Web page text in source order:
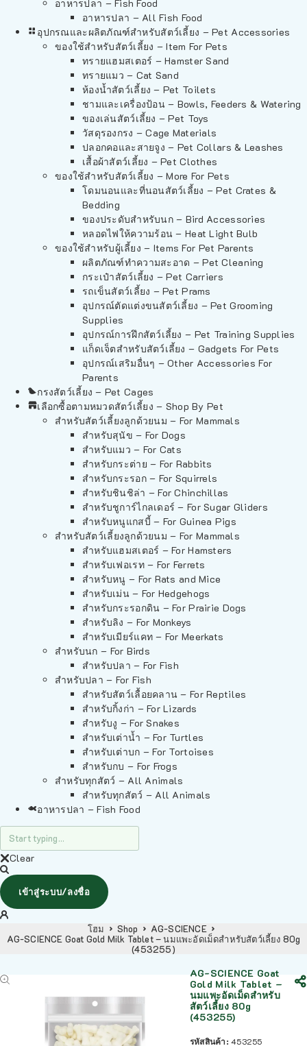
อาหารปลา – Fish Food
อาหารปลา – All Fish Food
อุปกรณและผลิตภัณฑ์สำหรับสัตว์เลี้ยง – Pet Accessories
ของใช้สำหรับสัตว์เลี้ยง – Item For Pets
ทรายแฮมสเตอร์ – Hamster Sand
ทรายแมว – Cat Sand
ห้องน้ำสัตว์เลี้ยง – Pet Toilets
ชามและเครื่องป้อน – Bowls, Feeders & Watering
ของเล่นสัตว์เลี้ยง – Pet Toys
วัสดุรองกรง – Cage Materials
ปลอกคอและสายจูง – Pet Collars & Leashes
เสื้อผ้าสัตว์เลี้ยง – Pet Clothes
ของใช้สำหรับสัตว์เลี้ยง – More For Pets
โดมนอนและที่นอนสัตว์เลี้ยง – Pet Crates &
Bedding
ของประดับสำหรับนก – Bird Accessories
หลอดไฟให้ความร้อน – Heat Light Bulb
ของใช้สำหรับผู้เลี้ยง – Items For Pet Parents
ผลิตภัณฑ์ทำความสะอาด – Pet Cleaning
กระเป๋าสัตว์เลี้ยง – Pet Carriers
รถเข็นสัตว์เลี้ยง – Pet Prams
อุปกรณ์ตัดแต่งขนสัตว์เลี้ยง – Pet Grooming
Supplies
อุปกรณ์การฝึกสัตว์เลี้ยง – Pet Training Supplies
แก็ดเจ็ตสำหรับสัตว์เลี้ยง – Gadgets For Pets
อุปกรณ์เสริมอื่นๆ – Other Accessories For
Parents
กรงสัตว์เลี้ยง – Pet Cages
เลือกซื้อตามหมวดสัตว์เลี้ยง – Shop By Pet
สำหรับสัตว์เลี้ยงลูกด้วยนม – For Mammals
สำหรับสุนัข – For Dogs
สำหรับแมว – For Cats
สำหรับกระต่าย – For Rabbits
สำหรับกระรอก – For Squirrels
สำหรับชินชิล่า – For Chinchillas
สำหรับชูการ์ไกลเดอร์ – For Sugar Gliders
สำหรับหนูแกสบี้ – For Guinea Pigs
สำหรับสัตว์เลี้ยงลูกด้วยนม – For Mammals
สำหรับแฮมสเตอร์ – For Hamsters
สำหรับเฟอเรท – For Ferrets
สำหรับหนู – For Rats and Mice
สำหรับเม่น – For Hedgehogs
สำหรับกระรอกดิน – For Prairie Dogs
สำหรับลิง – For Monkeys
สำหรับเมียร์แคท – For Meerkats
สำหรับนก – For Birds
สำหรับปลา – For Fish
สำหรับปลา – For Fish
สำหรับสัตว์เลื้อยคลาน – For Reptiles
สำหรับกิ้งก่า – For Lizards
สำหรับงู – For Snakes
สำหรับเต่าน้ำ – For Turtles
สำหรับเต่าบก – For Tortoises
สำหรับกบ – For Frogs
สำหรับทุกสัตว์ – All Animals
สำหรับทุกสัตว์ – All Animals
อาหารปลา – Fish Food
Clear
เข้าสู่ระบบ/ลงชื่อ
โฮม Shop
AG-SCIENCE
AG-SCIENCE Goat Gold Milk Tablet – นมแพะอัดเม็ดสำหรับสัตว์เลี้ยง 80g
(453255)
AG-SCIENCE Goat
Gold Milk Tablet –
นมแพะอัดเม็ดสำหรับ
สัตว์เลี้ยง 80g
(453255)
รหัสสินค้า:453255